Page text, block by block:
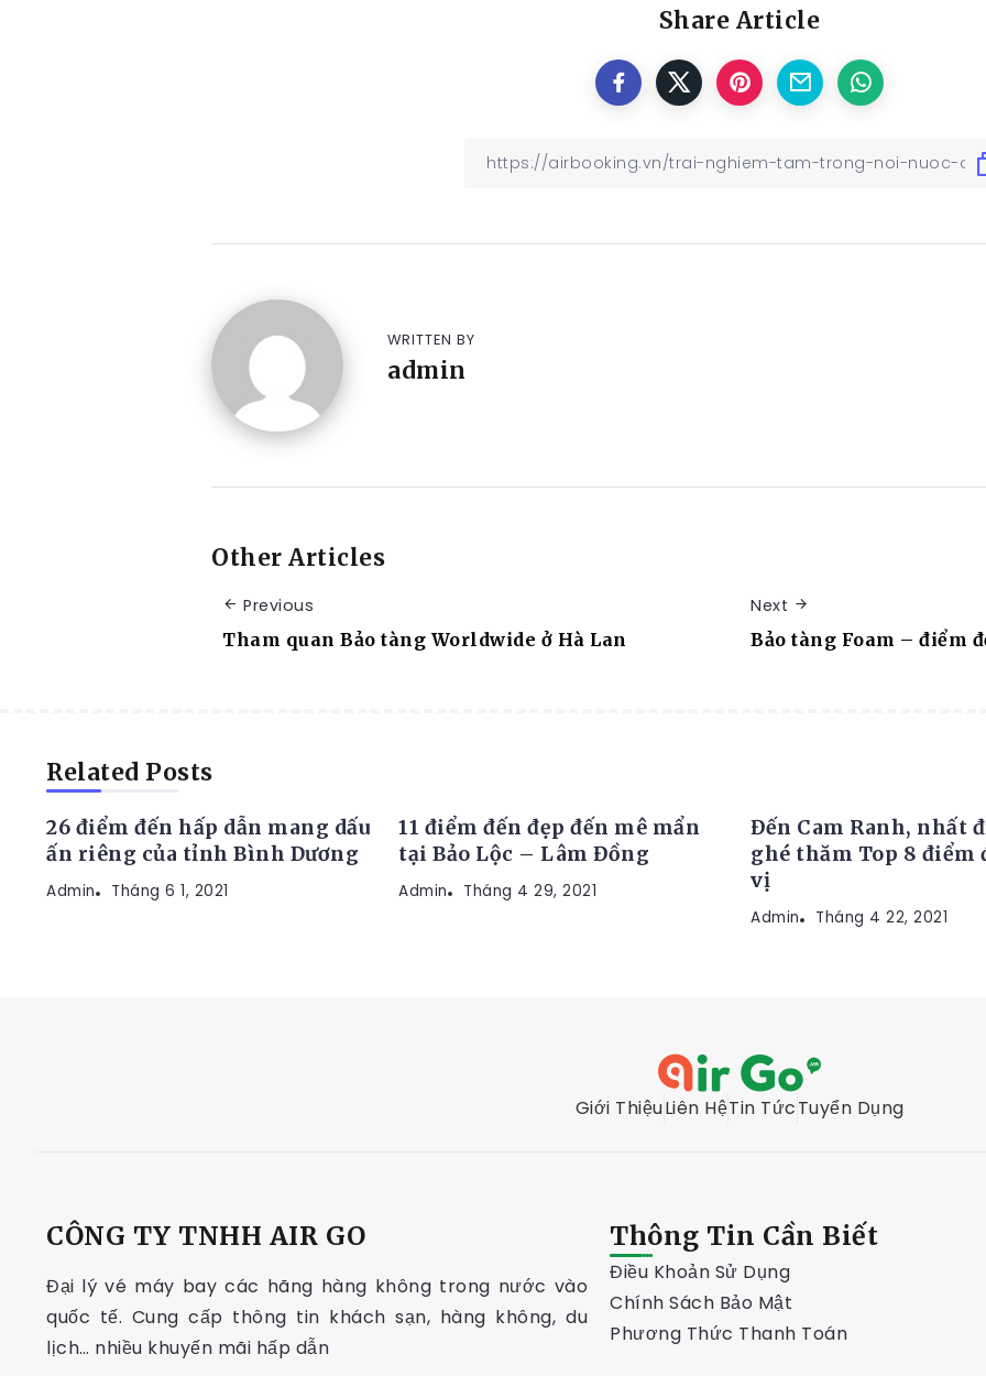
Share Article
WRITTEN BY
admin
Other Articles
Previous
Tham quan Bảo tàng Worldwide ở Hà Lan
Next
Bảo tàng Foam – điểm
Related Posts
26 điểm đến hấp dẫn mang dấu
ấn riêng của tỉnh Bình Dương
Admin Tháng 6 1, 2021
11 điểm đến đẹp đến mê mẩn
tại Bảo Lộc – Lâm Đồng
Admin Tháng 4 29, 2021
Đến Cam Ranh, nhất
ghé thăm Top 8 điểm
vị
Admin Tháng 4 22, 2021
Giới ThiệuLiên HệTin TứcTuyển Dụng
CÔNG TY TNHH AIR GO
Đại lý vé máy bay các hãng hàng không trong nước vào
quốc tế. Cung cấp thông tin khách sạn, hàng không, du
lịch… nhiều khuyến mãi hấp dẫn
Thông Tin Cần Biết
Điều Khoản Sử Dụng
Chính Sách Bảo Mật
Phương Thức Thanh Toán